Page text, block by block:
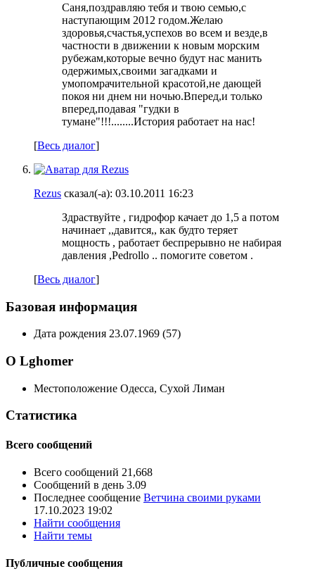
Саня,поздравляю тебя и твою семью,с
наступающим 2012 годом.Желаю
здоровья,счастья,успехов во всем и везде,в
частности в движении к новым морским
рубежам,которые вечно будут нас манить
одержимых,своими загадками и
умопомрачительной красотой,не дающей
покоя ни днем ни ночью.Вперед,и только
вперед,подавая "гудки в
тумане"!!!........История работает на нас!
[Весь диалог]
Rezus сказал(-а): 03.10.2011 16:23
Здраствуйте , гидрофор качает до 1,5 а потом
начинает ,,давится,, как будто теряет
мощность , работает беспрерывно не набирая
давления ,Pedrollo .. помогите советом .
[Весь диалог]
Базовая информация
Дата рождения 23.07.1969 (57)
О Lghomer
Местоположение Одесса, Сухой Лиман
Статистика
Всего сообщений
Всего сообщений 21,668
Сообщений в день 3.09
Последнее сообщение Ветчина своими руками
17.10.2023 19:02
Найти сообщения
Найти темы
Публичные сообщения